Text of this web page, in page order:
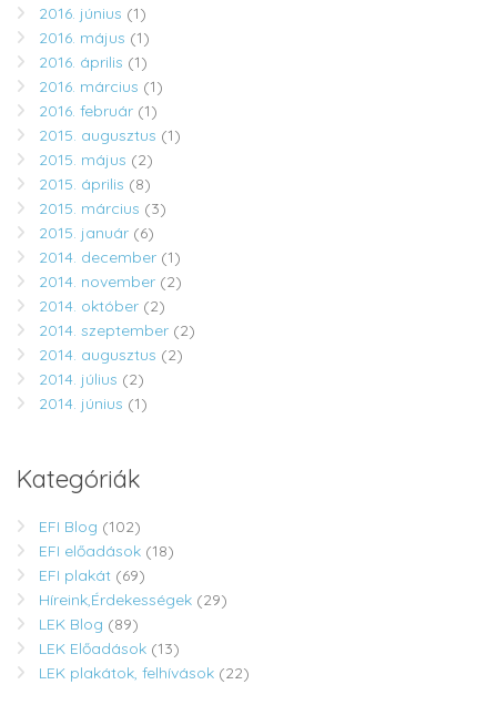
2016. június (1)
2016. május (1)
2016. április (1)
2016. március (1)
2016. február (1)
2015. augusztus (1)
2015. május (2)
2015. április (8)
2015. március (3)
2015. január (6)
2014. december (1)
2014. november (2)
2014. október (2)
2014. szeptember (2)
2014. augusztus (2)
2014. július (2)
2014. június (1)
Kategóriák
EFI Blog (102)
EFI előadások (18)
EFI plakát (69)
Híreink,Érdekességek (29)
LEK Blog (89)
LEK Előadások (13)
LEK plakátok, felhívások (22)